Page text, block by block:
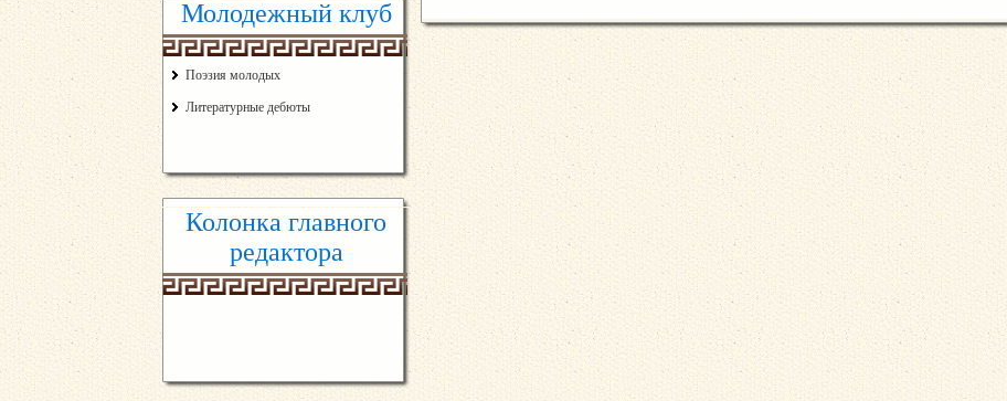
Молодежный клуб
Поэзия молодых
Литературные дебюты
Колонка главного
редактора